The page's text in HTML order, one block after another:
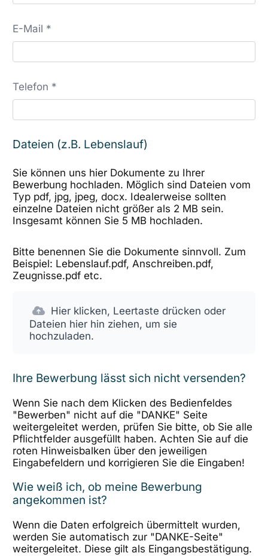
E-Mail *
Telefon *
Dateien (z.B. Lebenslauf)
Sie können uns hier Dokumente zu Ihrer
Bewerbung hochladen. Möglich sind Dateien vom
Typ pdf, jpg, jpeg, docx. Idealerweise sollten
einzelne Dateien nicht größer als 2 MB sein.
Insgesamt können Sie 5 MB hochladen.
Bitte benennen Sie die Dokumente sinnvoll. Zum
Beispiel: Lebenslauf.pdf, Anschreiben.pdf,
Zeugnisse.pdf etc.
Hier klicken, Leertaste drücken oder
Dateien hier hin ziehen, um sie
hochzuladen.
Ihre Bewerbung lässt sich nicht versenden?
Wenn Sie nach dem Klicken des Bedienfeldes
"Bewerben" nicht auf die "DANKE" Seite
weitergeleitet werden, prüfen Sie bitte, ob Sie alle
Pflichtfelder ausgefüllt haben. Achten Sie auf die
roten Hinweisbalken über den jeweiligen
Eingabefeldern und korrigieren Sie die Eingaben!
Wie weiß ich, ob meine Bewerbung
angekommen ist?
Wenn die Daten erfolgreich übermittelt wurden,
werden Sie automatisch zur "DANKE-Seite"
weitergeleitet. Diese gilt als Eingangsbestätigung.